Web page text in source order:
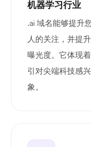
机器学习行业
.ai 域名能够提升
人的关注，并提
曝光度。它体现
引对尖端科技感
象。